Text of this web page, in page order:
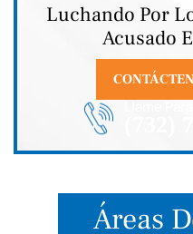
Luchando Por
Acusado
Llame
Áreas